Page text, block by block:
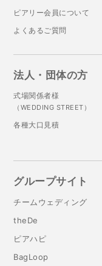
ピアリー会員について
よくあるご質問
法人・団体の方
式場関係者様
（WEDDING STREET）
各種大口見積
グループサイト
チームウェディング
theDe
ピアハピ
BagLoop